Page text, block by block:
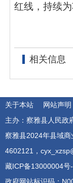
红线，持续为
相关信息
关于本站 网站声明
主办：察雅县人民政
察雅县2024年县域
4602121，
藏ICP备13000004号-